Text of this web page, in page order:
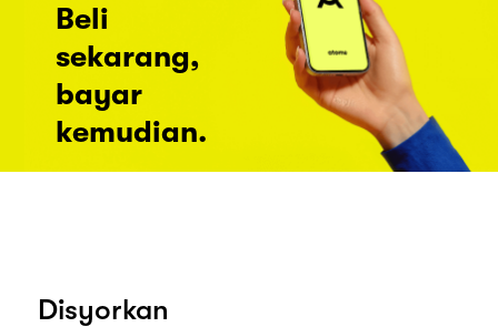
Beli
sekarang,
bayar
kemudian.
Disyorkan